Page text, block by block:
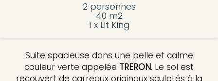
2 personnes
40 m2
1 x Lit King
Suite spacieuse dans une belle et calme
couleur verte appelée TRERON. Le sol est
recouvert de carreaux originaux sculptés à la